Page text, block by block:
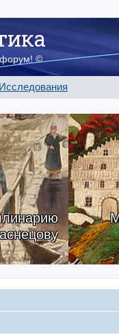
©
Исследования